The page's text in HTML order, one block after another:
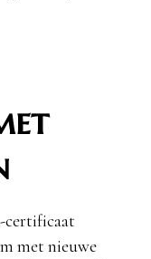
certificaat
met nieuwe